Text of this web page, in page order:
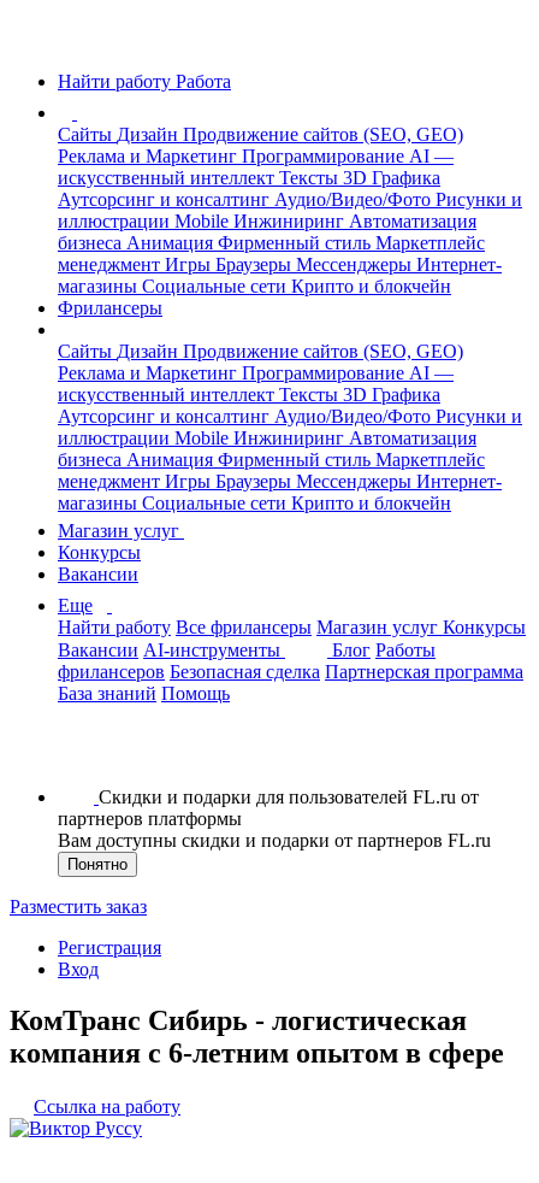
Найти работу Работа
Сайты Дизайн Продвижение сайтов (SEO, GEO)
Реклама и Маркетинг Программирование AI —
искусственный интеллект Тексты 3D Графика
Аутсорсинг и консалтинг Аудио/Видео/Фото Рисунки и
иллюстрации Mobile Инжиниринг Автоматизация
бизнеса Анимация Фирменный стиль Маркетплейс
менеджмент Игры Браузеры Мессенджеры Интернет-
магазины Социальные сети Крипто и блокчейн
Фрилансеры
Сайты Дизайн Продвижение сайтов (SEO, GEO)
Реклама и Маркетинг Программирование AI —
искусственный интеллект Тексты 3D Графика
Аутсорсинг и консалтинг Аудио/Видео/Фото Рисунки и
иллюстрации Mobile Инжиниринг Автоматизация
бизнеса Анимация Фирменный стиль Маркетплейс
менеджмент Игры Браузеры Мессенджеры Интернет-
магазины Социальные сети Крипто и блокчейн
Магазин услуг
Конкурсы
Вакансии
Еще
Найти работу Все фрилансеры Магазин услуг Конкурсы
Вакансии AI-инструменты Блог Работы
фрилансеров Безопасная сделка Партнерская программа
База знаний Помощь
Скидки и подарки для пользователей FL.ru от
партнеров платформы
Вам доступны скидки и подарки от партнеров FL.ru
Понятно
Разместить заказ
Регистрация
Вход
КомТранс Сибирь - логистическая
компания с 6-летним опытом в сфере
Ссылка на работу